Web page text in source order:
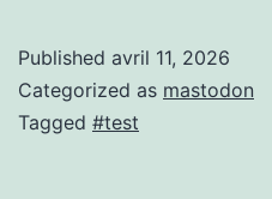
Published avril 11, 2026
Categorized as mastodon
Tagged #test